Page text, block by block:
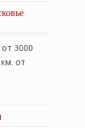
3000
от